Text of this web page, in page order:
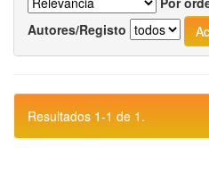
Autores/Registo
Resultados 1-1 de 1.